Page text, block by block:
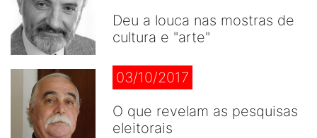
Deu a louca nas mostras de
cultura e "arte"
03/10/2017
O que revelam as pesquisas
eleitorais